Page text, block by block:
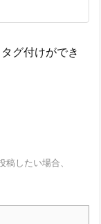
グ付けができ
したい場合、